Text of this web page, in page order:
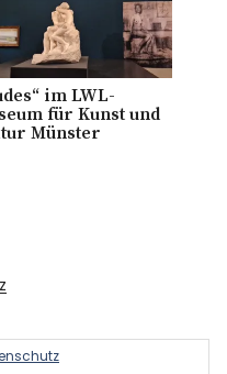
im LWL-
für Kunst und
Münster